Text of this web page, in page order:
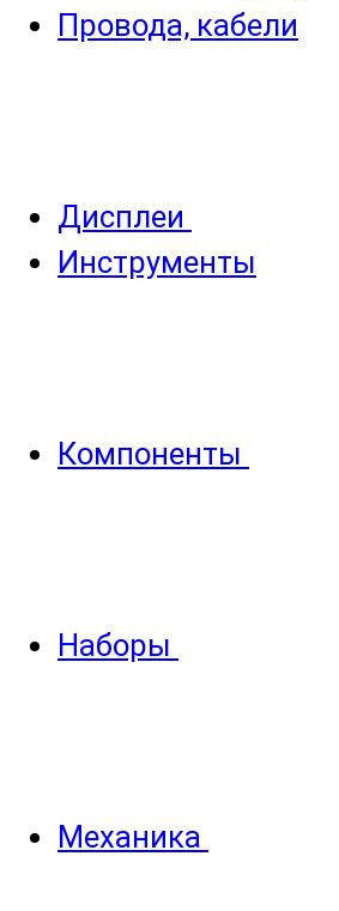
Провода, кабели
Дисплеи
Инструменты
Компоненты
Наборы
Механика